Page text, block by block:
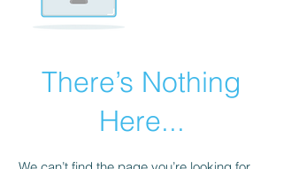
There’s Nothing
Here...